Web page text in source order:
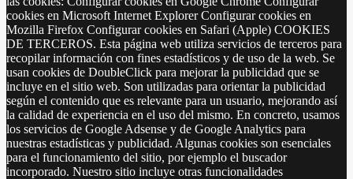
cookies en Microsoft Internet Explorer Configurar cookies en
Mozilla Firefox Configurar cookies en Safari (Apple) COOKIES
DE TERCEROS. Esta página web utiliza servicios de terceros para
recopilar información con fines estadísticos y de uso de la web. Se
usan cookies de DoubleClick para mejorar la publicidad que se
incluye en el sitio web. Son utilizadas para orientar la publicidad
según el contenido que es relevante para un usuario, mejorando así
la calidad de experiencia en el uso del mismo. En concreto, usamos
los servicios de Google Adsense y de Google Analytics para
nuestras estadísticas y publicidad. Algunas cookies son esenciales
para el funcionamiento del sitio, por ejemplo el buscador
incorporado. Nuestro sitio incluye otras funcionalidades